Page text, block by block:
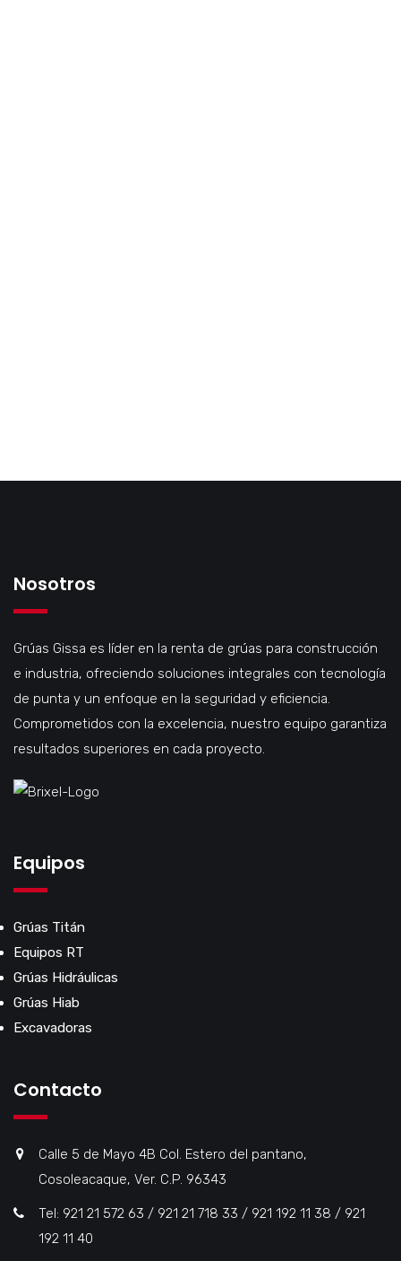
Nosotros
Grúas Gissa es líder en la renta de grúas para construcción
e industria, ofreciendo soluciones integrales con tecnología
de punta y un enfoque en la seguridad y eficiencia.
Comprometidos con la excelencia, nuestro equipo garantiza
resultados superiores en cada proyecto.
Equipos
Grúas Titán
Equipos RT
Grúas Hidráulicas
Grúas Hiab
Excavadoras
Contacto
Calle 5 de Mayo 4B Col. Estero del pantano,
Cosoleacaque, Ver. C.P. 96343
Tel: 921 21 572 63 / 921 21 718 33 / 921 192 11 38 / 921
192 11 40